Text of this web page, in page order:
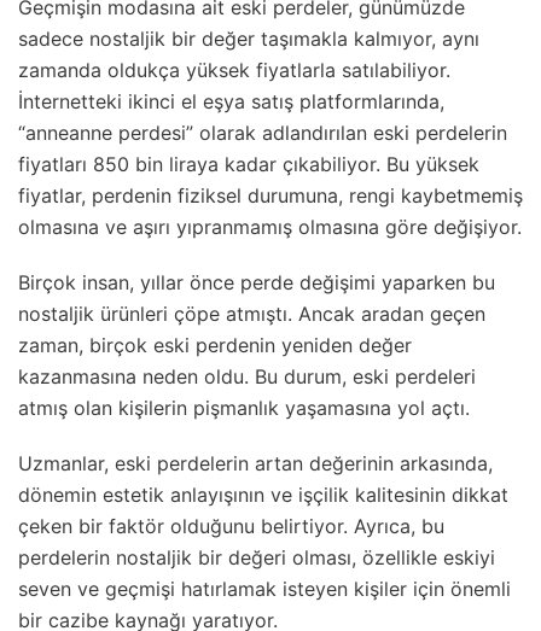
Geçmişin modasına ait eski perdeler, günümüzde
sadece nostaljik bir değer taşımakla kalmıyor, aynı
zamanda oldukça yüksek fiyatlarla satılabiliyor.
İnternetteki ikinci el eşya satış platformlarında,
“anneanne perdesi” olarak adlandırılan eski perdelerin
fiyatları 850 bin liraya kadar çıkabiliyor. Bu yüksek
fiyatlar, perdenin fiziksel durumuna, rengi kaybetmemiş
olmasına ve aşırı yıpranmamış olmasına göre değişiyor.
Birçok insan, yıllar önce perde değişimi yaparken bu
nostaljik ürünleri çöpe atmıştı. Ancak aradan geçen
zaman, birçok eski perdenin yeniden değer
kazanmasına neden oldu. Bu durum, eski perdeleri
atmış olan kişilerin pişmanlık yaşamasına yol açtı.
Uzmanlar, eski perdelerin artan değerinin arkasında,
dönemin estetik anlayışının ve işçilik kalitesinin dikkat
çeken bir faktör olduğunu belirtiyor. Ayrıca, bu
perdelerin nostaljik bir değeri olması, özellikle eskiyi
seven ve geçmişi hatırlamak isteyen kişiler için önemli
bir cazibe kaynağı yaratıyor.